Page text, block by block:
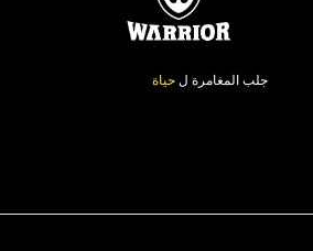
جلب المغامرة لحياة